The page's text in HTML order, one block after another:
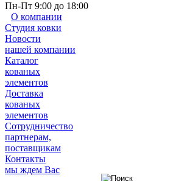
Пн-Пт 9:00 до 18:00
О компании
Студия ковки
Новости
нашей компании
Каталог
кованых
элементов
Доставка
кованых
элементов
Сотрудничество
партнерам,
поставщикам
Контакты
мы ждем Вас